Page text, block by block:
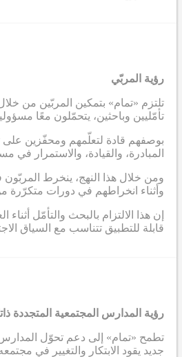
رؤية المربّي
تلتزم «تمام» بتمكين المربّين من
تأمّليين وباحثين، يتحمّلون معًا
بوصفهم قادة لتعلّمهم ومحفّزين على
المبادرة، والقيادة، والاستمرار في
ومن خلال هذا النهج، ينخرط المربّون
وأثناء انخراطهم في دورات متكرّرة
إن هذا الالتزام بالبحث والتأمّل
قابلة للتطبيق تتناسب مع السياق
رؤية المدارس المجتمعية المتجددة
تطمح «تمام» إلى دعم تحوّل المدارس
جديد يقود الابتكار والتغيير في